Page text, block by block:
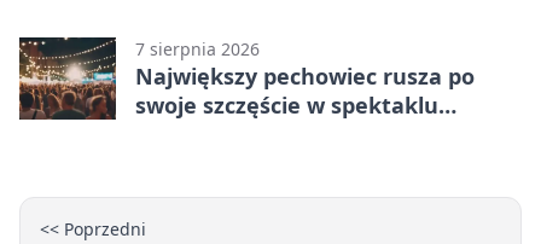
7 sierpnia 2026
Największy pechowiec rusza po
swoje szczęście w spektaklu
<< Poprzedni